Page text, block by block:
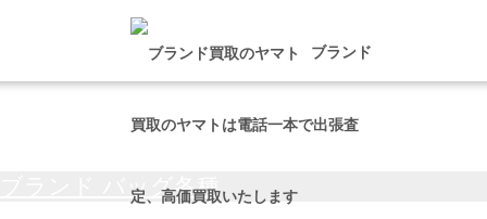
ブランド
買取のヤマトは電話一本で出張査
定、高価買取いたします
ブランド バッグ各種